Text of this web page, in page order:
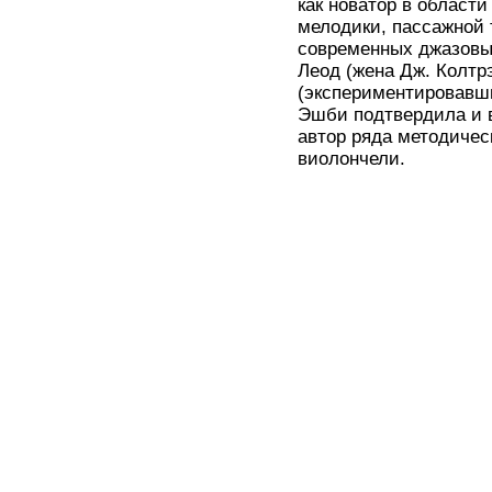
как новатор в
мелодики, пассажной
современных
Леод (жена Дж.
Эшби подтвердила и
автор ряда
виолончели.